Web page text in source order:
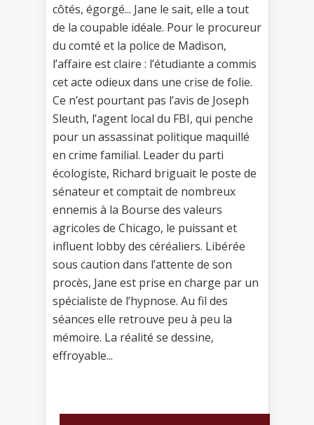
côtés, égorgé... Jane le sait, elle a tout
de la coupable idéale. Pour le procureur
du comté et la police de Madison,
l’affaire est claire : l’étudiante a commis
cet acte odieux dans une crise de folie.
Ce n’est pourtant pas l’avis de Joseph
Sleuth, l’agent local du FBI, qui penche
pour un assassinat politique maquillé
en crime familial. Leader du parti
écologiste, Richard briguait le poste de
sénateur et comptait de nombreux
ennemis à la Bourse des valeurs
agricoles de Chicago, le puissant et
influent lobby des céréaliers. Libérée
sous caution dans l’attente de son
procès, Jane est prise en charge par un
spécialiste de l’hypnose. Au fil des
séances elle retrouve peu à peu la
mémoire. La réalité se dessine,
effroyable...